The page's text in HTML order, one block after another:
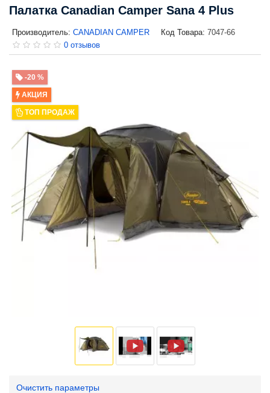
Палатка Canadian Camper Sana 4 Plus
Производитель: CANADIAN CAMPER Код Товара: 7047-66
0 отзывов
-20 %
АКЦИЯ
ТОП ПРОДАЖ
Очистить параметры